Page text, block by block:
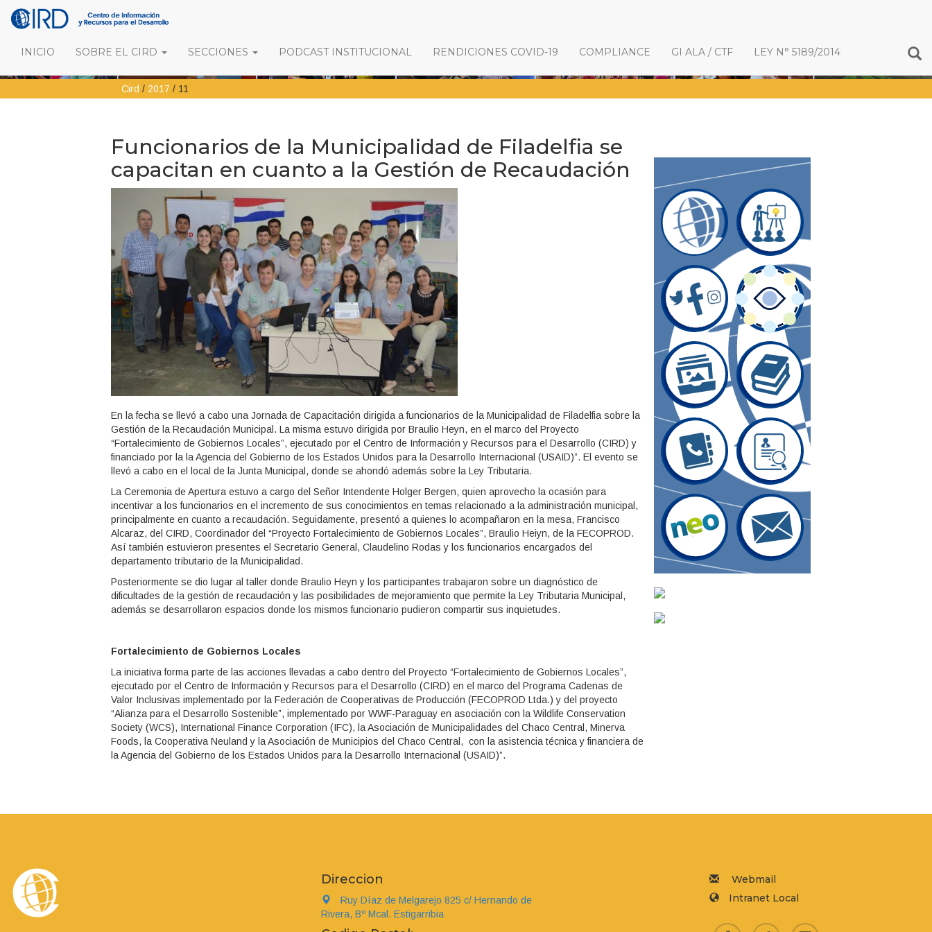
INICIO SOBRE EL CIRD SECCIONES PODCAST INSTITUCIONAL RENDICIONES COVID-19 COMPLIANCE GI ALA / CTF LEY N° 5189/2014
Cird / 2017 / 11
Funcionarios de la Municipalidad de Filadelfia se
capacitan en cuanto a la Gestión de Recaudación
En la fecha se llevó a cabo una Jornada de Capacitación dirigida a funcionarios de la Municipalidad de Filadelfia sobre la
Gestión de la Recaudación Municipal. La misma estuvo dirigida por Braulio Heyn, en el marco del Proyecto
“Fortalecimiento de Gobiernos Locales”, ejecutado por el Centro de Información y Recursos para el Desarrollo (CIRD) y
financiado por la la Agencia del Gobierno de los Estados Unidos para la Desarrollo Internacional (USAID)”. El evento se
llevó a cabo en el local de la Junta Municipal, donde se ahondó además sobre la Ley Tributaria.
La Ceremonia de Apertura estuvo a cargo del Señor Intendente Holger Bergen, quien aprovecho la ocasión para
incentivar a los funcionarios en el incremento de sus conocimientos en temas relacionado a la administración municipal,
principalmente en cuanto a recaudación. Seguidamente, presentó a quienes lo acompañaron en la mesa, Francisco
Alcaraz, del CIRD, Coordinador del “Proyecto Fortalecimiento de Gobiernos Locales”, Braulio Heiyn, de la FECOPROD.
Así también estuvieron presentes el Secretario General, Claudelino Rodas y los funcionarios encargados del
departamento tributario de la Municipalidad.
Posteriormente se dio lugar al taller donde Braulio Heyn y los participantes trabajaron sobre un diagnóstico de
dificultades de la gestión de recaudación y las posibilidades de mejoramiento que permite la Ley Tributaria Municipal,
además se desarrollaron espacios donde los mismos funcionario pudieron compartir sus inquietudes.
Fortalecimiento de Gobiernos Locales
La iniciativa forma parte de las acciones llevadas a cabo dentro del Proyecto “Fortalecimiento de Gobiernos Locales”,
ejecutado por el Centro de Información y Recursos para el Desarrollo (CIRD) en el marco del Programa Cadenas de
Valor Inclusivas implementado por la Federación de Cooperativas de Producción (FECOPROD Ltda.) y del proyecto
“Alianza para el Desarrollo Sostenible”, implementado por WWF-Paraguay en asociación con la Wildlife Conservation
Society (WCS), International Finance Corporation (IFC), la Asociación de Municipalidades del Chaco Central, Minerva
Foods, la Cooperativa Neuland y la Asociación de Municipios del Chaco Central, con la asistencia técnica y financiera de
la Agencia del Gobierno de los Estados Unidos para la Desarrollo Internacional (USAID)”.
Direccion
Ruy Díaz de Melgarejo 825 c/ Hernando de
Rivera, Bº Mcal. Estigarribia
Webmail
Intranet Local